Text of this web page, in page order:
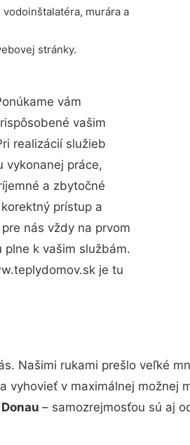
murára a
stránky.
vám
vašim
realizácií služieb
vykonanej práce,
a zbytočné
prístup a
nás vždy na prvom
k vašim službám.
je tu
Našimi rukami prešlo veľké
v maximálnej možnej
– samozrejmosťou sú aj